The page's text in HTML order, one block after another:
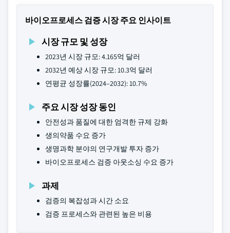
바이오프로세스 검증 시장 주요 인사이트
시장 규모 및 성장
2023년 시장 규모: 4.165억 달러
2032년 예상 시장 규모: 10.3억 달러
연평균 성장률(2024–2032): 10.7%
주요 시장 성장 동인
안전성과 품질에 대한 엄격한 규제 강화
생의약품 수요 증가
생명과학 분야의 연구개발 투자 증가
바이오프로세스 검증 아웃소싱 수요 증가
과제
검증의 복잡성과 시간 소요
검증 프로세스와 관련된 높은 비용